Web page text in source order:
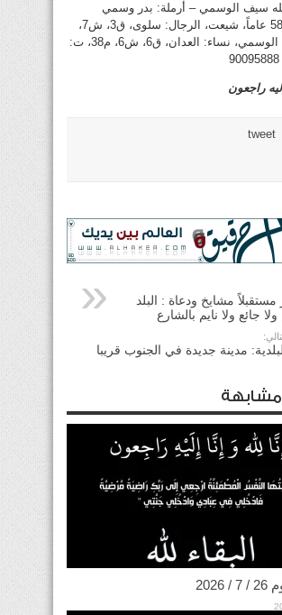
سيف الوسمي – أرملة: بدر وسمي
الوسمي – 58 عاماً، شيعت، الرجال: سلوى، ق3، ش7،
م14، ديوان الوسمي، نساء: العدان، ق6، ش6، م38، ت:
راجعون
tweet
مشايخ ودعاة : البلد
جائع ولا نايم بالشارع
مدينة جديدة في الجنوب قريبا
مشابهة